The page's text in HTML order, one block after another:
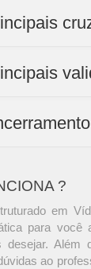
?
em
para você
desejar. Além
ao